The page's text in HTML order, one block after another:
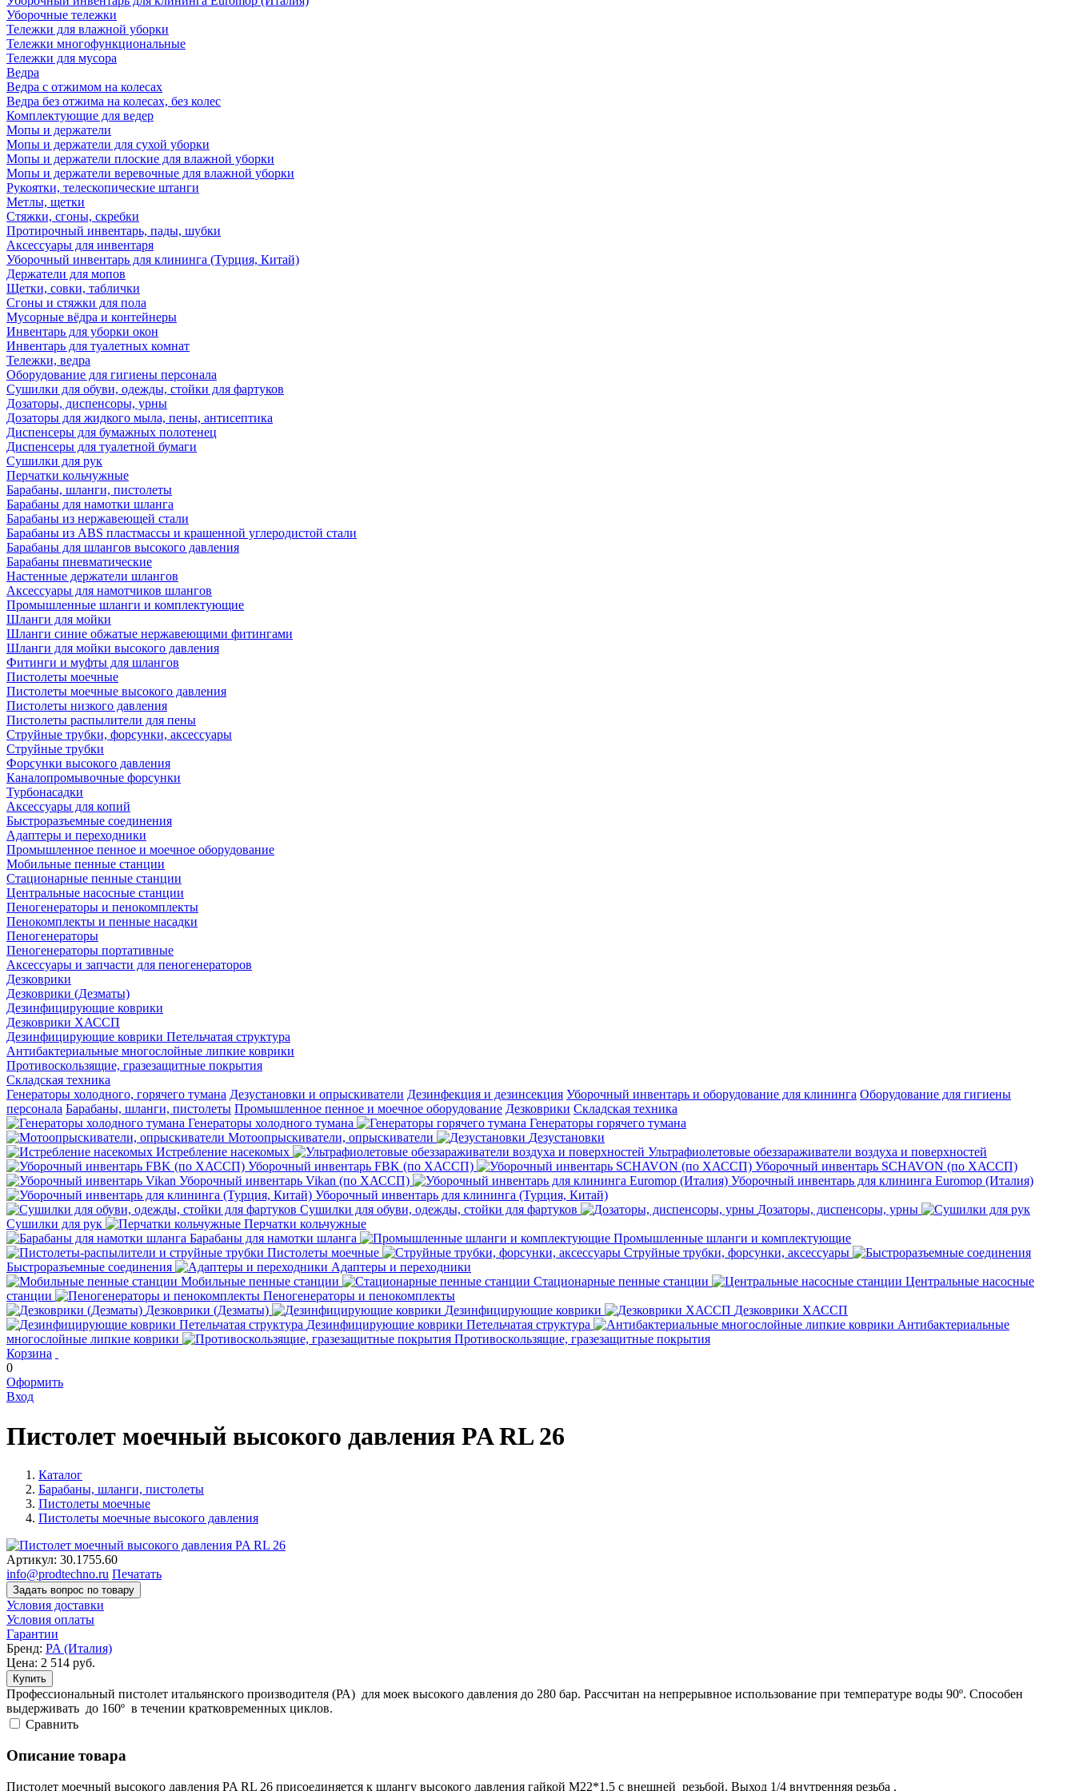
Уборочные тележки
Тележки для влажной уборки
Тележки многофункциональные
Тележки для мусора
Ведра
Ведра с отжимом на колесах
Ведра без отжима на колесах, без колес
Комплектующие для ведер
Мопы и держатели
Мопы и держатели для сухой уборки
Мопы и держатели плоские для влажной уборки
Мопы и держатели веревочные для влажной уборки
Рукоятки, телескопические штанги
Метлы, щетки
Стяжки, сгоны, скребки
Протирочный инвентарь, пады, шубки
Аксессуары для инвентаря
Уборочный инвентарь для клининга (Турция, Китай)
Держатели для мопов
Щетки, совки, таблички
Сгоны и стяжки для пола
Мусорные вёдра и контейнеры
Инвентарь для уборки окон
Инвентарь для туалетных комнат
Тележки, ведра
Оборудование для гигиены персонала
Сушилки для обуви, одежды, стойки для фартуков
Дозаторы, диспенсоры, урны
Дозаторы для жидкого мыла, пены, антисептика
Диспенсеры для бумажных полотенец
Диспенсеры для туалетной бумаги
Сушилки для рук
Перчатки кольчужные
Барабаны, шланги, пистолеты
Барабаны для намотки шланга
Барабаны из нержавеющей стали
Барабаны из ABS пластмассы и крашенной углеродистой стали
Барабаны для шлангов высокого давления
Барабаны пневматические
Настенные держатели шлангов
Аксессуары для намотчиков шлангов
Промышленные шланги и комплектующие
Шланги для мойки
Шланги синие обжатые нержавеющими фитингами
Шланги для мойки высокого давления
Фитинги и муфты для шлангов
Пистолеты моечные
Пистолеты моечные высокого давления
Пистолеты низкого давления
Пистолеты распылители для пены
Струйные трубки, форсунки, аксессуары
Струйные трубки
Форсунки высокого давления
Каналопромывочные форсунки
Турбонасадки
Аксессуары для копий
Быстроразъемные соединения
Адаптеры и переходники
Промышленное пенное и моечное оборудование
Мобильные пенные станции
Стационарные пенные станции
Центральные насосные станции
Пеногенераторы и пенокомплекты
Пенокомплекты и пенные насадки
Пеногенераторы
Пеногенераторы портативные
Аксессуары и запчасти для пеногенераторов
Дезковрики
Дезковрики (Дезматы)
Дезинфицирующие коврики
Дезковрики ХАССП
Дезинфицирующие коврики Петельчатая структура
Антибактериальные многослойные липкие коврики
Противоскользящие, гразезащитные покрытия
Складская техника
Генераторы холодного, горячего тумана Дезустановки и опрыскиватели Дезинфекция и дезинсекция Уборочный инвентарь и оборудование для клининга Оборудование для гигиены
персонала Барабаны, шланги, пистолеты Промышленное пенное и моечное оборудование Дезковрики Складская техника
Генераторы холодного тумана
Генераторы горячего тумана
Мотоопрыскиватели, опрыскиватели
Дезустановки
Истребление насекомых
Ультрафиолетовые обеззараживатели воздуха и поверхностей
Уборочный инвентарь FBK (по ХАССП)
Уборочный инвентарь SCHAVON (по ХАССП)
Уборочный инвентарь Vikan (по ХАССП)
Уборочный инвентарь для клининга Euromop (Италия)
Уборочный инвентарь для клининга (Турция, Китай)
Сушилки для обуви, одежды, стойки для фартуков
Дозаторы, диспенсоры, урны
Сушилки для рук
Перчатки кольчужные
Барабаны для намотки шланга
Промышленные шланги и комплектующие
Пистолеты моечные
Струйные трубки, форсунки, аксессуары
Быстроразъемные соединения
Адаптеры и переходники
Мобильные пенные станции
Стационарные пенные станции
Центральные насосные
станции
Пеногенераторы и пенокомплекты
Дезковрики (Дезматы)
Дезинфицирующие коврики
Дезковрики ХАССП
Дезинфицирующие коврики Петельчатая структура
Антибактериальные
многослойные липкие коврики
Противоскользящие, гразезащитные покрытия
Корзина
0
Оформить
Вход
Пистолет моечный высокого давления PA RL 26
Каталог
Барабаны, шланги, пистолеты
Пистолеты моечные
Пистолеты моечные высокого давления
Артикул: 30.1755.60
info@prodtechno.ru Печатать
Задать вопрос по товару
Условия доставки
Условия оплаты
Гарантии
Бренд: PA (Италия)
Цена: 2 514 руб.
Купить
Профессиональный пистолет итальянского производителя (РА) для моек высокого давления до 280 бар. Рассчитан на непрерывное использование при температуре воды 90º. Способен
выдерживать до 160º в течении кратковременных циклов.
Cравнить
Описание товара
Пистолет моечный высокого давления PA RL 26 присоединяется к шлангу высокого давления гайкой M22*1.5 с внешней резьбой. Выход 1/4 внутренняя резьба .